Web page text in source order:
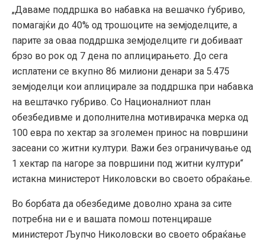
„Даваме поддршка во набавка на вешачко ѓубриво,
помагајќи до 40% од трошоците на земјоделците, а
парите за оваа поддршка земјоделците ги добиваат
брзо во рок од 7 дена по аплицирањето. До сега
исплатени се вкупно 86 милиони денари за 5.475
земјоделци кои аплицирале за поддршка при набавка
на вештачко губриво. Со Националниот план
обезбедивме и дополнителна мотивирачка мерка од
100 евра по хектар за зголемен принос на површини
засеани со житни култури. Важи без ограничување од
1 хектар па нагоре за површини под житни култури“
истакна министерот Николовски во своето обраќање.
Во борбата да обезбедиме доволно храна за сите
потребна ни е и вашата помош потенцираше
министерот Љупчо Николовски во своето обраќање